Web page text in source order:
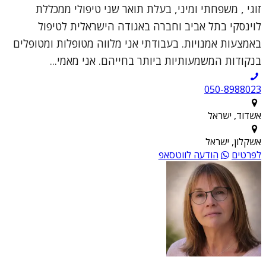
זוגי , משפחתי ומיני, בעלת תואר שני טיפולי ממכללת
לוינסקי בתל אביב וחברה באגודה הישראלית לטיפול
באמצעות אמנויות. בעבודתי אני מלווה מטופלות ומטופלים
בנקודות המשמעותיות ביותר בחייהם. אני מאמי...
050-8988023
אשדוד, ישראל
אשקלון, ישראל
לפרטים
הודעה לווטסאפ